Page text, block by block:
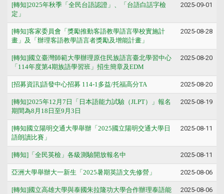
[轉知]2025年秋季「全民台語認證」、「台語白話字檢
定」
2025-09-01
[轉知]客家委員會「獎勵推動客語教學語言學校實施計
畫」及「辦理客語教學語言者獎勵及增能計畫」
2025-08-28
[轉知]國立臺灣師範大學辦理原住民族語言臺北學習中心
「114年度第4期族語學習班」招生簡章及EDM
2025-08-20
[招募資訊]語發中心招募 114-1多益/托福高分TA 2025-08-20
[轉知]2025年12月7日「日本語能力試驗（JLPT）」報名
期間為8月18日至9月3日
2025-08-19
[轉知國立陽明交通大學舉辦「2025國立陽明交通大學日
語朗讀比賽」
2025-08-11
[轉知]「全民英檢」各級測驗開放報名中 2025-08-11
亞洲大學舉辦大一新生「2025暑期英語文先修營」 2025-08-06
[轉知]國立高雄大學與泰國朱拉隆功大學合作辦理泰語能
2025-08-06